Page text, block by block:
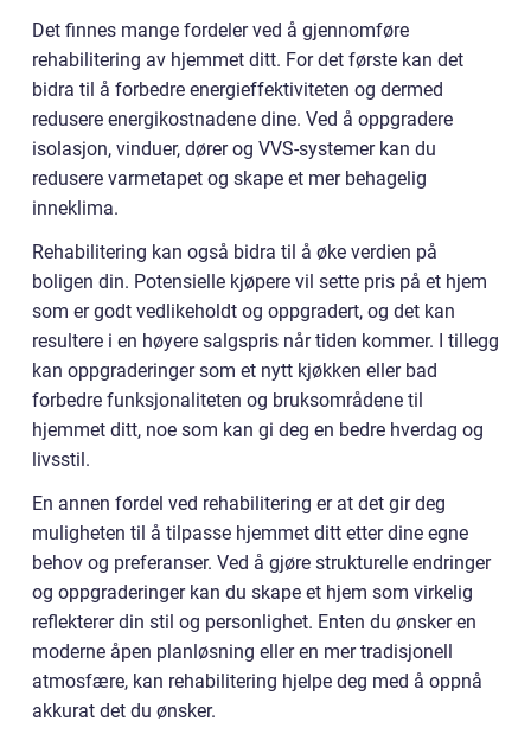
Det finnes mange fordeler ved å gjennomføre
rehabilitering av hjemmet ditt. For det første kan det
bidra til å forbedre energieffektiviteten og dermed
redusere energikostnadene dine. Ved å oppgradere
isolasjon, vinduer, dører og VVS-systemer kan du
redusere varmetapet og skape et mer behagelig
inneklima.
Rehabilitering kan også bidra til å øke verdien på
boligen din. Potensielle kjøpere vil sette pris på et hjem
som er godt vedlikeholdt og oppgradert, og det kan
resultere i en høyere salgspris når tiden kommer. I tillegg
kan oppgraderinger som et nytt kjøkken eller bad
forbedre funksjonaliteten og bruksområdene til
hjemmet ditt, noe som kan gi deg en bedre hverdag og
livsstil.
En annen fordel ved rehabilitering er at det gir deg
muligheten til å tilpasse hjemmet ditt etter dine egne
behov og preferanser. Ved å gjøre strukturelle endringer
og oppgraderinger kan du skape et hjem som virkelig
reflekterer din stil og personlighet. Enten du ønsker en
moderne åpen planløsning eller en mer tradisjonell
atmosfære, kan rehabilitering hjelpe deg med å oppnå
akkurat det du ønsker.